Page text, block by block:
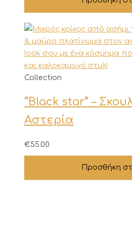
Collection
“Black star” –
Αστερία
€55.00
Προσθήκη